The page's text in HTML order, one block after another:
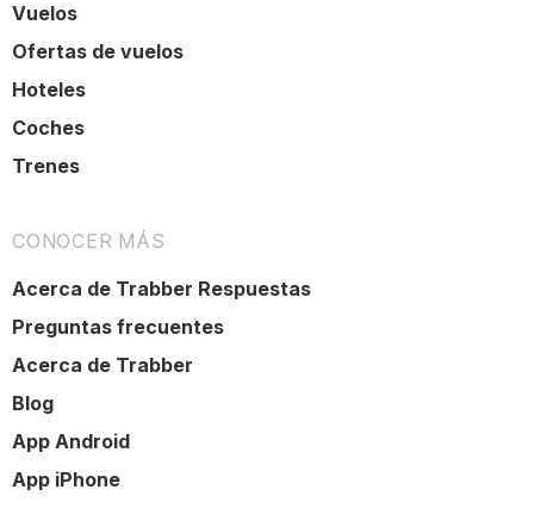
Vuelos
Ofertas de vuelos
Hoteles
Coches
Trenes
CONOCER MÁS
Acerca de Trabber Respuestas
Preguntas frecuentes
Acerca de Trabber
Blog
App Android
App iPhone